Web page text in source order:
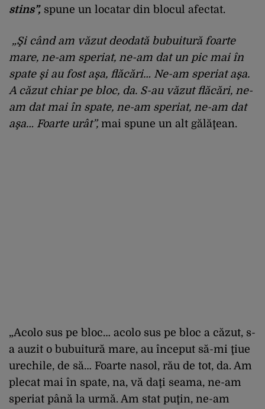
stins”, spune un locatar din blocul afectat.
„Şi când am văzut deodată bubuitură foarte
mare, ne-am speriat, ne-am dat un pic mai în
spate şi au fost aşa, flăcări… Ne-am speriat aşa.
A căzut chiar pe bloc, da. S-au văzut flăcări, ne-
am dat mai în spate, ne-am speriat, ne-am dat
aşa… Foarte urât”,mai spune un alt gălăţean.
„Acolo sus pe bloc… acolo sus pe bloc a căzut, s-
a auzit o bubuitură mare, au început să-mi ţiue
urechile, de să… Foarte nasol, rău de tot, da. Am
plecat mai în spate, na, vă daţi seama, ne-am
speriat până la urmă. Am stat puţin, ne-am